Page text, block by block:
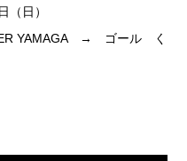
（日）
YAMAGA → ゴール く